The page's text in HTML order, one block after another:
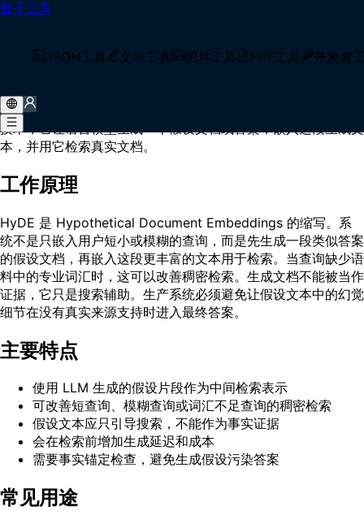
量子工具
JSON工具 文本工具 图片工具 PDF工具 开发者
首页/术语库
什么是 HyDE（Hypothetical Document
HyDE（Hypothetical Document Embeddings）是一种检索
技术，它让语言模型生成一个假设文档或答案，嵌入这段生成文
本，并用它检索真实文档。
工作原理
HyDE 是 Hypothetical Document Embeddings 的缩写。系
统不是只嵌入用户短小或模糊的查询，而是先生成一段类似答案
的假设文档，再嵌入这段更丰富的文本用于检索。当查询缺少语
料中的专业词汇时，这可以改善稠密检索。生成文档不能被当作
证据，它只是搜索辅助。生产系统必须避免让假设文本中的幻觉
细节在没有真实来源支持时进入最终答案。
主要特点
使用 LLM 生成的假设片段作为中间检索表示
可改善短查询、模糊查询或词汇不足查询的稠密检索
假设文本应只引导搜索，不能作为事实证据
会在检索前增加生成延迟和成本
需要事实锚定检查，避免生成假设污染答案
常见用途